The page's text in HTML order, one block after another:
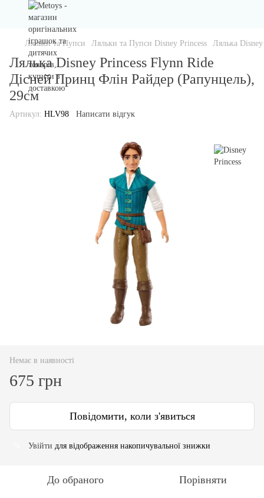
Ляльки та Пупси Ляльки та Пупси Disney Princess Лялька
Лялька Disney Princess Flynn Ride
Дісней Принц Флін Райдер (Рапунцель),
29см
Артикул: HLV98 Написати відгук
Немає в наявності
675 грн
Повідомити, коли з'явиться
Увійти для відображення накопичувальної знижки
До обраного Порівняти